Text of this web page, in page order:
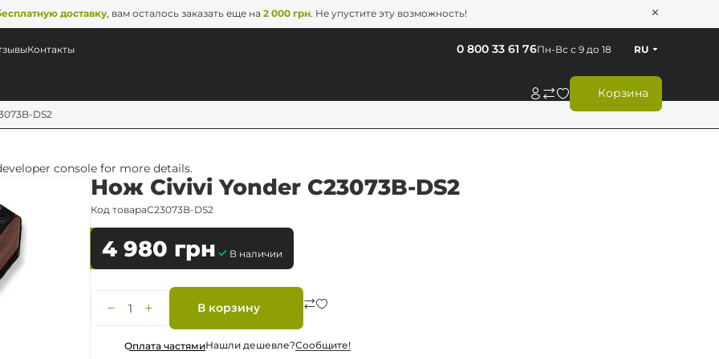
доставку, вам осталось заказать еще на 2 000 грн. Не упустите эту возможность!
Корзина
Пн-Вс с 9 до 18
0 800 33 61 76 RU
Контакты
DS2
console for more details.
Нож Civivi Yonder C23073B-DS2
Код товараC23073B-DS2
4 980 грн В наличии
В корзину
Оплата частямиНашли дешевле?Сообщите!